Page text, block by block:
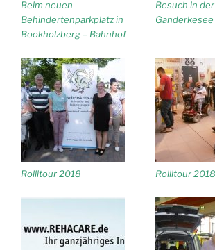
Beim neuen
Behindertenparkplatz in
Bookholzberg – Bahnhof
Besuch in
Ganderkesee
Rollitour 2018 Rollitour